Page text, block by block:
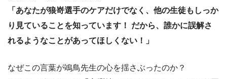
「あなたが狼嵜選手のケアだけでなく、他の生徒もしっか
り見ていることを知っています！ だから、誰かに誤解さ
れるようなことがあってほしくない！」
なぜこの言葉が鴗鳥先生の心を揺さぶったのか？